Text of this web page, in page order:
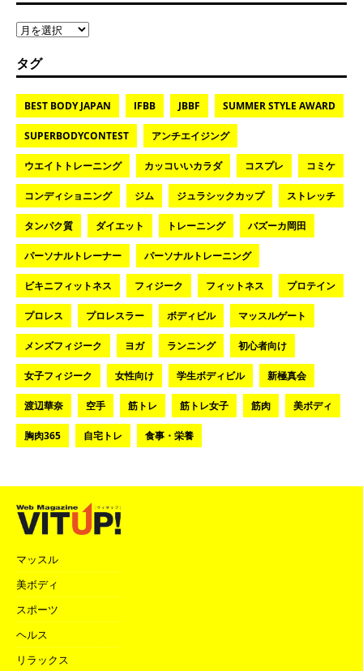
タグ
BEST BODY JAPAN IFBB JBBF SUMMER STYLE AWARD
SUPERBODYCONTEST アンチエイジング
ウエイトトレーニング カッコいいカラダ コスプレ コミケ
コンディショニング ジム ジュラシックカップ ストレッチ
タンパク質 ダイエット トレーニング バズーカ岡田
パーソナルトレーナー パーソナルトレーニング
ビキニフィットネス フィジーク フィットネス プロテイン
プロレス プロレスラー ボディビル マッスルゲート
メンズフィジーク ヨガ ランニング 初心者向け
女子フィジーク 女性向け 学生ボディビル 新極真会
渡辺華奈 空手 筋トレ 筋トレ女子 筋肉 美ボディ
胸肉365 自宅トレ 食事・栄養
マッスル
美ボディ
スポーツ
ヘルス
リラックス